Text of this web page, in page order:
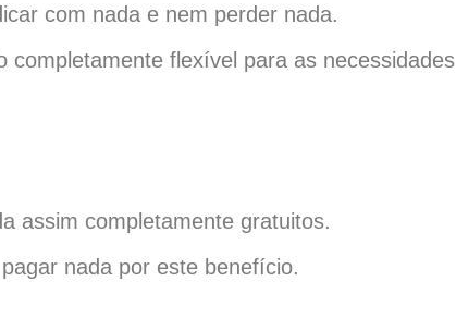
com nada e nem perder nada.
flexível para as necessidades
assim completamente gratuitos.
nada por este benefício.